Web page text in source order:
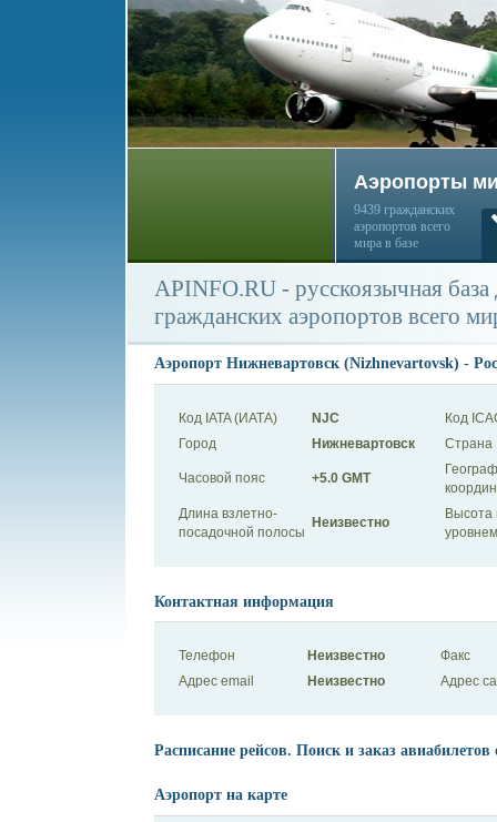
Аэропорты
9439 гражданских
аэропортов всего
мира в базе
APINFO.RU - русскоязычная
гражданских аэропортов всего
Аэропорт Нижневартовск (Nizhnevartovsk) -
Код IATA (ИАТА) NJC
Код
Город
Нижневартовск Страна
Часовой пояс +5.0 GMT
Длина взлетно-
посадочной полосы
Неизвестно
Высота
Контактная информация
Телефон Неизвестно
Факс
Адрес email
Неизвестно Адрес
Расписание рейсов. Поиск и заказ авиабилетов
Аэропорт на карте